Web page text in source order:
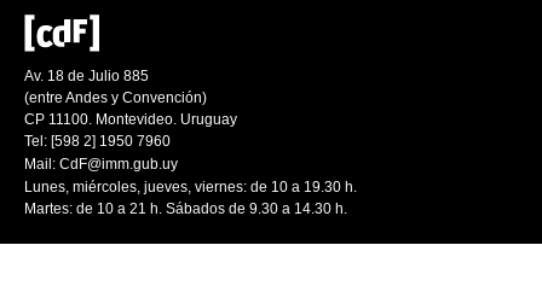
Av. 18 de Julio 885
(entre Andes y Convención)
CP 11100. Montevideo. Uruguay
Tel: [598 2] 1950 7960
Mail: CdF@imm.gub.uy
Lunes, miércoles, jueves, viernes: de 10 a 19.30 h.
Martes: de 10 a 21 h. Sábados de 9.30 a 14.30 h.